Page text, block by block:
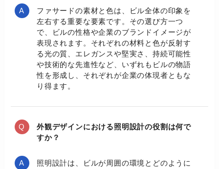
ファサードの素材と色は、ビル全体の印象を
左右する重要な要素です。その選び方一つ
で、ビルの性格や企業のブランドイメージが
表現されます。それぞれの材料と色が反射す
る光の質、エレガンスや堅実さ、持続可能性
や技術的な先進性など、いずれもビルの物語
性を形成し、それぞれが企業の体現者ともな
り得ます。
外観デザインにおける照明設計の役割は何で
すか？
照明設計は、ビルが周囲の環境とどのように